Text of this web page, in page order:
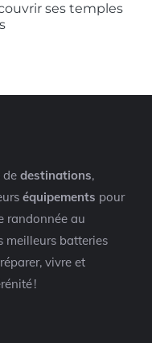
ses temples
de destinations,
équipements pour
randonnée au
meilleurs batteries
vivre et
!